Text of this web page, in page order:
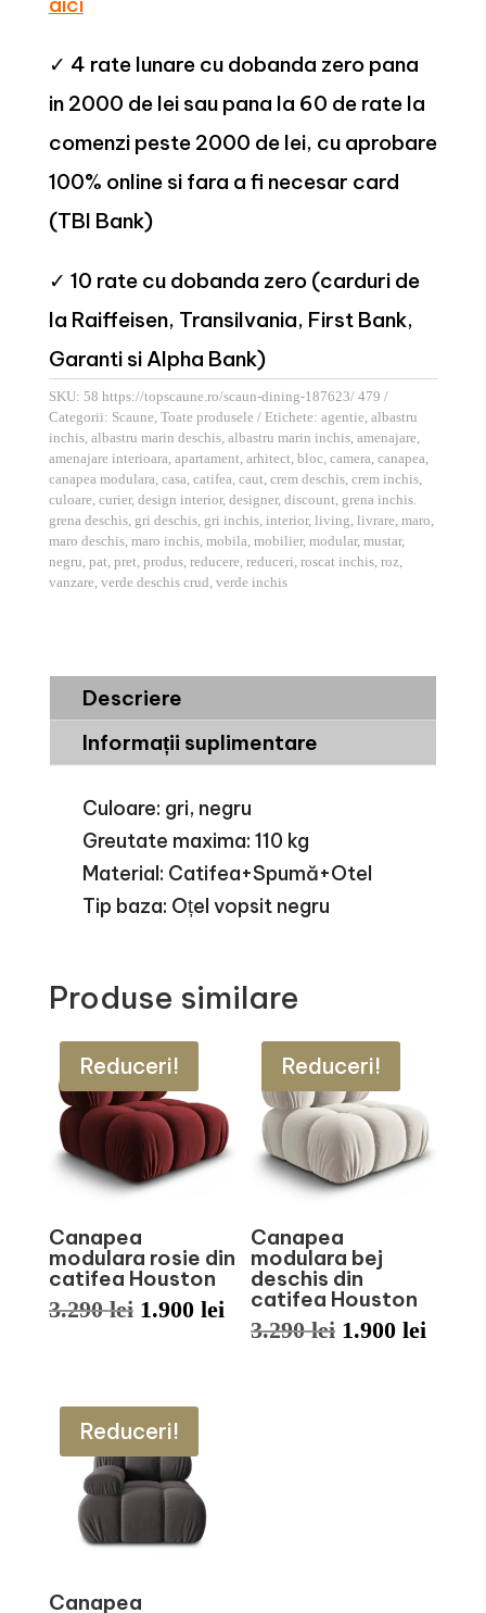
✓ 4 rate lunare cu dobanda zero pana
in 2000 de lei sau pana la 60 de rate la
comenzi peste 2000 de lei, cu aprobare
100% online si fara a fi necesar card
(TBI Bank)
✓ 10 rate cu dobanda zero (carduri de
la Raiffeisen, Transilvania, First Bank,
Garanti si Alpha Bank)
SKU: 58 https://topscaune.ro/scaun-dining-187623/ 479
Categorii: Scaune Toate produsele Etichete: agentie albastru
inchis, albastru marin deschis, albastru marin inchis, amenajare
amenajare interioara apartament arhitect bloc camera canapea
canapea modulara casa catifea caut crem deschis, crem inchis,
culoare curier, design interior, designer, discount grena inchis.
grena deschis, gri deschis, gri inchis, interior, living livrare maro
maro deschis, maro inchis, mobila mobilier, modular, mustar,
negru pat pret produs, reducere reduceri roscat inchis, roz,
vanzare verde deschis crud verde inchis
Descriere
Informații suplimentare
Culoare: gri, negru
Greutate maxima: 110 kg
Material: Catifea+Spumă+Otel
Tip baza: Oțel vopsit negru
Produse similare
Reduceri!
Canapea
modulara rosie din
catifea Houston
3.290lei Prețul
fost:
3.290 lei.
1.900 leiPrețul
Reduceri!
Canapea
modulara bej
deschis din
catifea Houston
3.290lei Prețul
1.900lei
Reduceri!
Canapea